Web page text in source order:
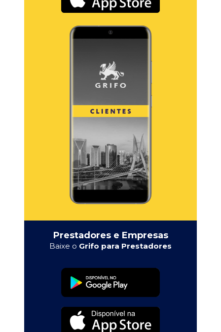
Prestadores e Empresas
Baixe o Grifo para Prestadores